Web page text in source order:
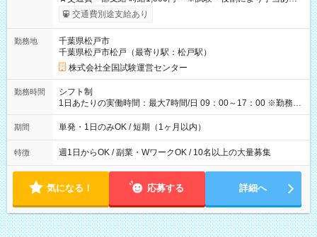
※勤務回数により昇給あり 【即給（前払い）オプションあ
り！】 希望される場合、勤務から1週間ほどで給与の一部を受け
例】 ・河合塾模擬試験 8:30～17:30（休憩1時間） 時給1,300円
×8時間＝日収10,400円＋交通費 ※当日の役割により時給＋100
円の場合あり ・国家試験 7:00～13:30（休憩なし） 時給1,300
円（役割手当＋100円）×6時間＝日収8,400円＋交通費 【試用期
間】試用期間なし
交通費別途支給あり
勤務地
千葉県松戸市
千葉県松戸市松戸（最寄り駅：松戸駅）
株式会社全国試験運営センター
勤務時間
シフト制
1日あたりの実働時間：最大7時間/日 09：00～17：00 ※勤務時
間は 試験により異なります。
期間 単発・1日のみOK / 短期（1ヶ月以内）
特徴 週1日からOK / 副業・WワークOK / 10名以上の大量募集
気になる！ 応募する 詳細へ